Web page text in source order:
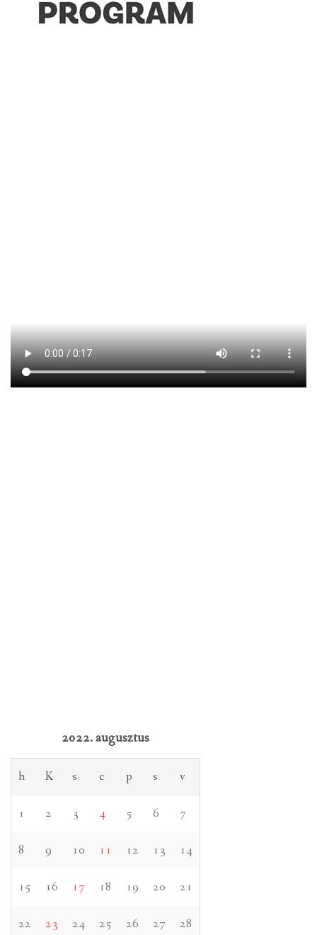
2022. augusztus
h K s c p s v
1 2 3 4 5 6 7
8 9 10 11 12 13 14
15 16 17 18 19 20 21
22 23 24 25 26 27 28